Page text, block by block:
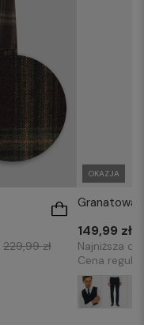
229,99 zł
OKAZJA
Granatowa
149,99 zł
Najniższa
Cena